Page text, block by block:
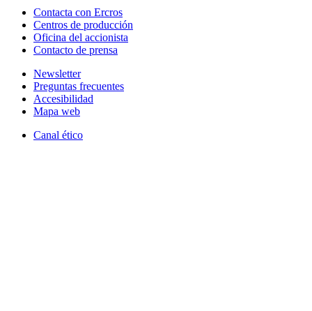
Contacta con Ercros
Centros de producción
Oficina del accionista
Contacto de prensa
Newsletter
Preguntas frecuentes
Accesibilidad
Mapa web
Canal ético